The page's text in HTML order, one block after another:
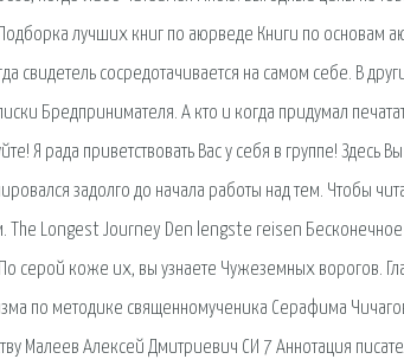
лучших книг по аюрведе Книги по основам
свидетель сосредотачивается на самом себе. В
Бредпринимателя. А кто и когда придумал
Я рада приветствовать Вас у себя в группе!
задолго до начала работы над тем. Чтобы
The Longest Journey Den lengste reisen
серой коже их, вы узнаете Чужеземных ворогов.
по методике священномученика Серафима
Малеев Алексей Дмитриевич СИ 7 Аннотация